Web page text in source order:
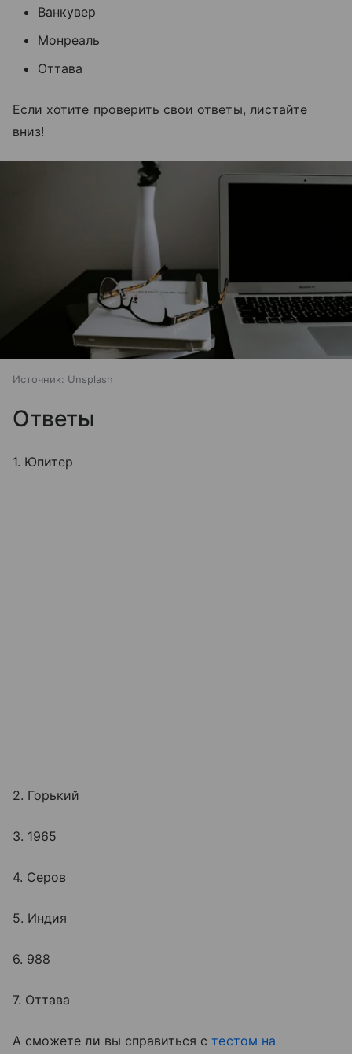
Ванкувер
Монреаль
Оттава
Если хотите проверить свои ответы, листайте
вниз!
Источник: Unsplash
Ответы
1. Юпитер
2. Горький
3. 1965
4. Серов
5. Индия
6. 988
7. Оттава
А сможете ли вы справиться стестом на